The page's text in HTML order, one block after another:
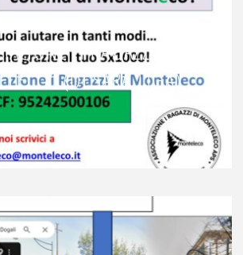
“I RAGAZZI DI
(DI SARA LIGA)